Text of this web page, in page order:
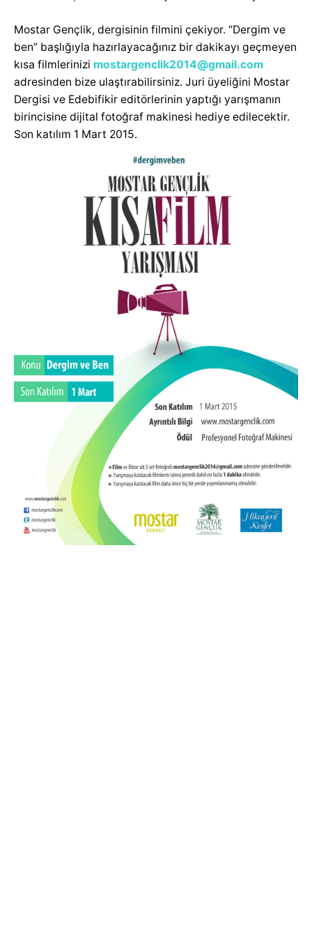
Mostar Gençlik, dergisinin filmini çekiyor. “Dergim ve
ben” başlığıyla hazırlayacağınız bir dakikayı geçmeyen
kısa filmlerinizi mostargenclik2014@gmail.com
adresinden bize ulaştırabilirsiniz. Juri üyeliğini Mostar
Dergisi ve Edebifikir editörlerinin yaptığı yarışmanın
birincisine dijital fotoğraf makinesi hediye edilecektir.
Son katılım 1 Mart 2015.